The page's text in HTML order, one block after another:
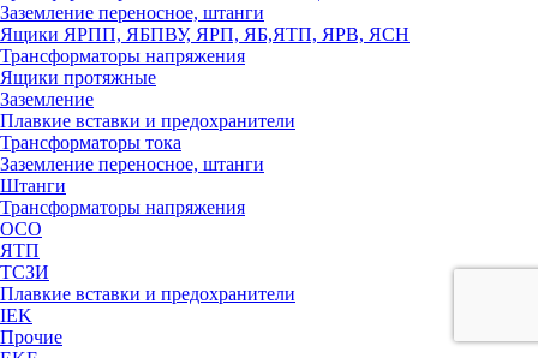
Заземление переносное, штанги
Ящики ЯРПП, ЯБПВУ, ЯРП, ЯБ,ЯТП, ЯРВ, ЯСН
Трансформаторы напряжения
Ящики протяжные
Заземление
Плавкие вставки и предохранители
Трансформаторы тока
Заземление переносное, штанги
Штанги
Трансформаторы напряжения
ОСО
ЯТП
ТСЗИ
Плавкие вставки и предохранители
IEK
Прочие